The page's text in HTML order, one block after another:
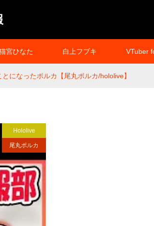
宮ひなた 白上フブキ VTuber
になったポルカ【尾丸ポルカ/hololive】
Hololive
尾丸ポルカ